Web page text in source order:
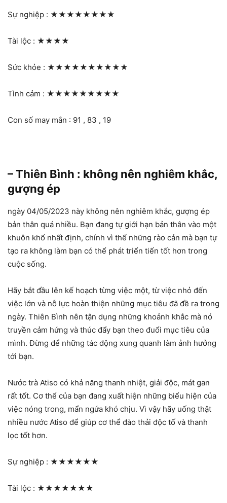
Sự nghiệp : ★★★★★★★★
Tài lộc : ★★★★
Sức khỏe : ★★★★★★★★★★
Tình cảm : ★★★★★★★★★
Con số may mắn : 91 , 83 , 19
– Thiên Bình : không nên nghiêm khắc,
gượng ép
ngày 04/05/2023 này không nên nghiêm khắc, gượng ép
bản thân quá nhiều. Bạn đang tự giới hạn bản thân vào một
khuôn khổ nhất định, chính vì thế những rào cản mà bạn tự
tạo ra không làm bạn có thể phát triển tiến tốt hơn trong
cuộc sống.
Hãy bắt đầu lên kế hoạch từng việc một, từ việc nhỏ đến
việc lớn và nỗ lực hoàn thiện những mục tiêu đã đề ra trong
ngày. Thiên Bình nên tận dụng những khoảnh khắc mà nó
truyền cảm hứng và thúc đẩy bạn theo đuổi mục tiêu của
mình. Đừng để những tác động xung quanh làm ảnh hưởng
tới bạn.
Nước trà Atiso có khả năng thanh nhiệt, giải độc, mát gan
rất tốt. Cơ thể của bạn đang xuất hiện những biểu hiện của
việc nóng trong, mẩn ngứa khó chịu. Vì vậy hãy uống thật
nhiều nước Atiso để giúp cơ thể đào thải độc tố và thanh
lọc tốt hơn.
Sự nghiệp : ★★★★★★
Tài lộc : ★★★★★★★